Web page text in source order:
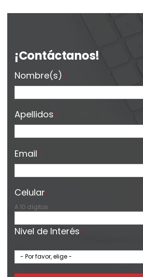
¡Contáctanos!
Nombre(s) *
Apellidos *
Email *
Celular*
A 10 dígitos
Nivel de Interés *